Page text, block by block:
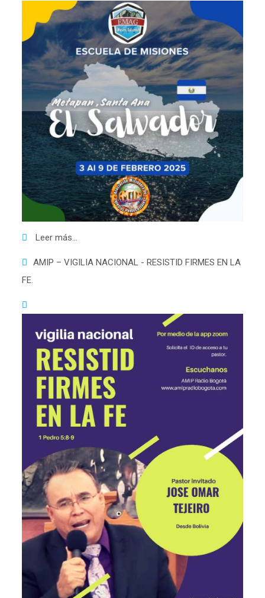
Leer más...
AMIP – VIGILIA NACIONAL - RESISTID FIRMES EN LA
FE.